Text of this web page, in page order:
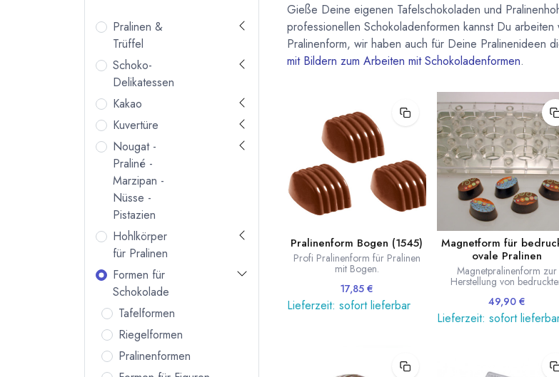
Pralinen &
Trüffel
Schoko-
Delikatessen
Kakao
Kuvertüre
Nougat -
Praliné -
Marzipan -
Nüsse -
Pistazien
Hohlkörper
für Pralinen
Formen für
Schokolade
Tafelformen
Riegelformen
Pralinenformen
Gieße Deine eigenen Tafelschokoladen und
professionellen Schokoladenformen kannst Du
Pralinenform, wir haben auch für Deine Pralinenideen
mit Bildern zum Arbeiten mit Schokoladenformen.
Pralinenform Bogen (1545)
Profi Pralinenform für Pralinen
mit Bogen.
17,85 €
Lieferzeit: sofort lieferbar
Magnetform für
ovale Pralinen
Magnetpralinenform zur
Herstellung von
49,90€
Lieferzeit: sofort